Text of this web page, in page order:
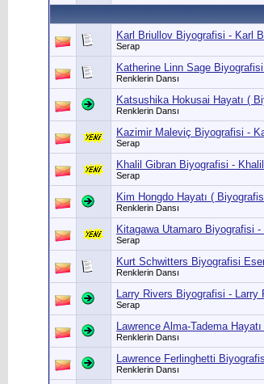
Karl Briullov Biyografisi - Karl
Serap
Katherine Linn Sage
Renklerin Dansı
Katsushika Hokusai Hayatı (
Renklerin Dansı
Kazimir Maleviç Biyografisi -
Serap
Khalil Gibran Biyografisi -
Serap
Kim Hongdo Hayatı (
Renklerin Dansı
Kitagawa Utamaro Biyografisi
Serap
Kurt Schwitters Biyografisi
Renklerin Dansı
Larry Rivers Biyografisi - Larry
Serap
Lawrence Alma-Tadema
Renklerin Dansı
Lawrence Ferlinghetti
Renklerin Dansı